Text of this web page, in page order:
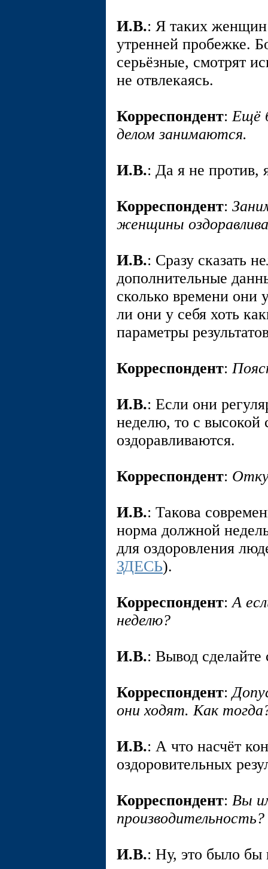
И.В.: Я таких
утренней пробежке.
серьёзные, смотрят
не отвлекаясь.
Корреспондент:Ещё
делом занимаются.
И.В.: Да я не против,
Корреспондент:
женщины
И.В.: Сразу сказать
дополнительные
сколько времени они
ли они у себя хоть
параметры
Корреспондент:
И.В.: Если они
неделю, то с высокой
оздоравливаются.
Корреспондент:
И.В.: Такова
норма должной
для оздоровления
ЗДЕСЬ).
Корреспондент:А
неделю?
И.В.: Вывод
Корреспондент:
они ходят. Как
И.В.: А что насчёт
оздоровительных
Корреспондент: Вы
производительность?
И.В.: Ну, это было бы